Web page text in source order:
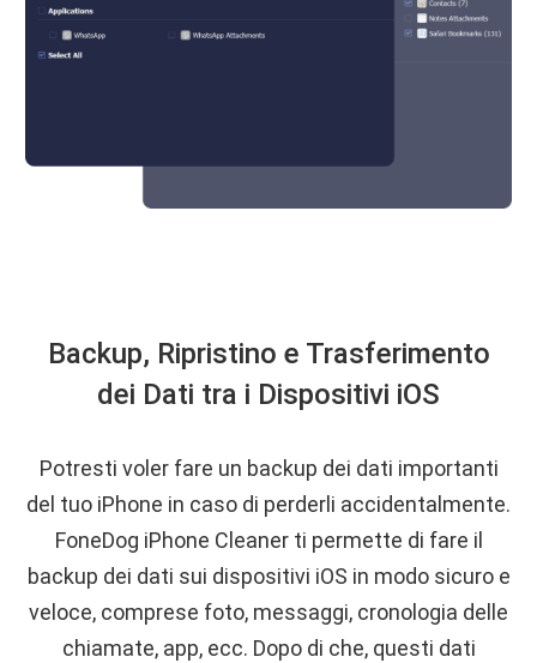
Backup, Ripristino e Trasferimento
dei Dati tra i Dispositivi iOS
Potresti voler fare un backup dei dati importanti
del tuo iPhone in caso di perderli accidentalmente.
FoneDog iPhone Cleaner ti permette di fare il
backup dei dati sui dispositivi iOS in modo sicuro e
veloce, comprese foto, messaggi, cronologia delle
chiamate, app, ecc. Dopo di che, questi dati